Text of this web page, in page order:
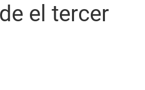
el tercer